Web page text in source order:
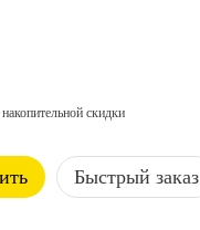
скидки
Быстрый заказ